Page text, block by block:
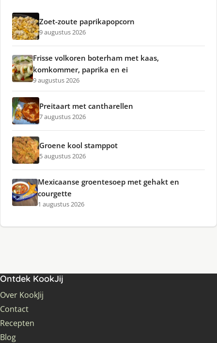
Zoet-zoute paprikapopcorn
9 augustus 2026
Frisse volkoren boterham met kaas,
komkommer, paprika en ei
9 augustus 2026
Preitaart met cantharellen
7 augustus 2026
Groene kool stamppot
5 augustus 2026
Mexicaanse groentesoep met gehakt en
courgette
1 augustus 2026
Ontdek KookJij
Over KookJij
Contact
Recepten
Blog